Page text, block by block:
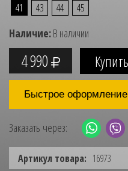
41 43 44 45
Наличие:В наличии
4 990
Быстрое оформление
Заказать через:
Артикул товара: 16973